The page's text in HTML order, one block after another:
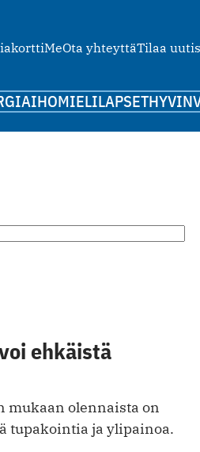
MeOta yhteyttäTilaa
IHOMIELILAPSET
ehkäistä
olennaista on
tupakointia ja ylipainoa.